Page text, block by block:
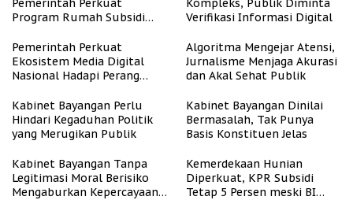
Pemerintah Perkuat
Program Rumah Subsidi
Berpenghasilan Rendah
Kompleks, Publik Diminta
Verifikasi Informasi Digital
Pemerintah Perkuat
Ekosistem Media Digital
Nasional Hadapi Perang
Algoritma Mengejar Atensi,
Jurnalisme Menjaga Akurasi
dan Akal Sehat Publik
Kabinet Bayangan Perlu
Hindari Kegaduhan Politik
yang Merugikan Publik
Kabinet Bayangan Dinilai
Bermasalah, Tak Punya
Basis Konstituen Jelas
Kabinet Bayangan Tanpa
Legitimasi Moral Berisiko
Mengaburkan Kepercayaan
Kemerdekaan Hunian
Diperkuat, KPR Subsidi
Tetap 5 Persen meski BI